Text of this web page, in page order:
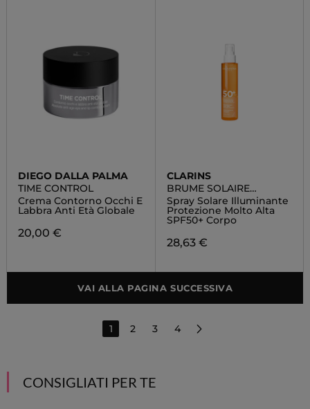
DIEGO DALLA PALMA
TIME CONTROL
Crema Contorno Occhi E
Labbra Anti Età Globale
20,00 €
CLARINS
BRUME SOLAIRE
EMBELLISANTE
Spray Solare Illuminante
Protezione Molto Alta
SPF50+ Corpo
28,63 €
VAI ALLA PAGINA SUCCESSIVA
1 2 3 4
CONSIGLIATI PER TE